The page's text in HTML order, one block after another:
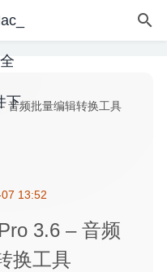
13:52
3.6 – 音频
换工具
Dev – 专业的Git客户端
中文版-专业级摄影